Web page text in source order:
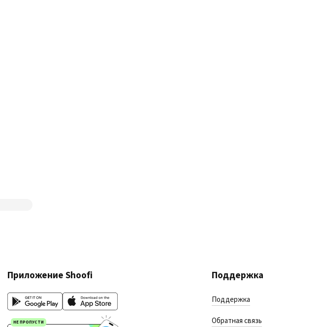
Приложение Shoofi
НЕ ПРОПУСТИ
Поддержка
Поддержка
Обратная связь